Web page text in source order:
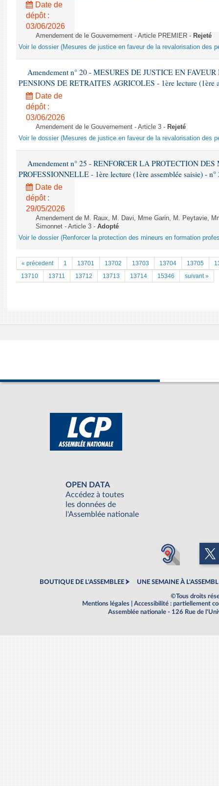
Date de
dépôt :
03/06/2026
Amendement de le Gouvernement - Article PREMIER - Rejeté
Voir le dossier (Mesures de justice en faveur de la revalorisation des
Amendement n° 20 - MESURES DE JUSTICE EN
PENSIONS DE RETRAITES AGRICOLES - 1ère lecture (1ère
Date de
dépôt :
03/06/2026
Amendement de le Gouvernement - Article 3 - Rejeté
Voir le dossier (Mesures de justice en faveur de la revalorisation des
Amendement n° 25 - RENFORCER LA PROTECTION
PROFESSIONNELLE - 1ère lecture (1ère assemblée saisie) - n°
Date de
dépôt :
29/05/2026
Amendement de M. Raux, M. Davi, Mme Garin, M. Peytavie,
Simonnet - Article 3 - Adopté
Voir le dossier (Renforcer la protection des mineurs en formation
« précedent 1 13701 13702 13703 13704 13705
13710
13711 13712 13713 13714 15346 suivant »
OPEN DATA
Accédez à toutes
les données de
l'Assemblée nationale
BOUTIQUE DE L'ASSEMBLEE UNE SEMAINE À
©Tous droits
Mentions légales
Accessibilité : partiellement
Assemblée nationale - 126 Rue de